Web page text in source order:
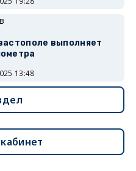
выполняет
13:48